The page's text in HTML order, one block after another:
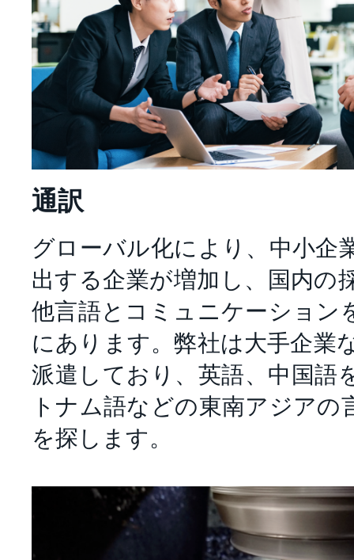
通訳
グローバル化により、中小企
出する企業が増加し、国内の
他言語とコミュニケーション
にあります。弊社は大手企業
派遣しており、英語、中国語
トナム語などの東南アジアの
を探します。